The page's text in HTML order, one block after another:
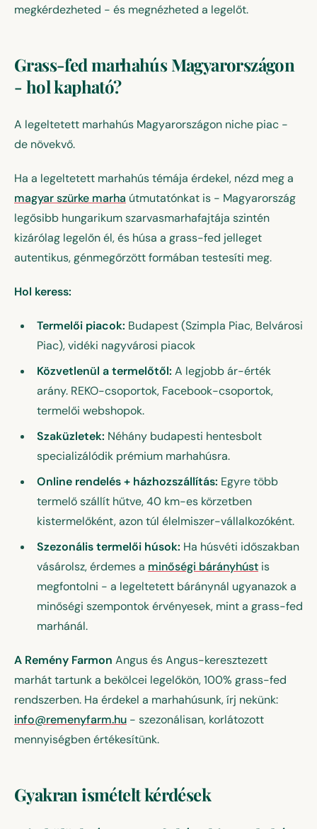
megkérdezheted - és megnézheted a legelőt.
Grass-fed marhahús Magyarországon
- hol kapható?
A legeltetett marhahús Magyarországon niche piac -
de növekvő.
Ha a legeltetett marhahús témája érdekel, nézd meg a
magyar szürke marha útmutatónkat is - Magyarország
legősibb hungarikum szarvasmarhafajtája szintén
kizárólag legelőn él, és húsa a grass-fed jelleget
autentikus, génmegőrzött formában testesíti meg.
Hol keress:
Termelői piacok: Budapest (Szimpla Piac, Belvárosi
Piac), vidéki nagyvárosi piacok
Közvetlenül a termelőtől: A legjobb ár-érték
arány. REKO-csoportok, Facebook-csoportok,
termelői webshopok.
Szaküzletek: Néhány budapesti hentesbolt
specializálódik prémium marhahúsra.
Online rendelés + házhozszállítás: Egyre több
termelő szállít hűtve, 40 km-es körzetben
kistermelőként, azon túl élelmiszer-vállalkozóként.
Szezonális termelői húsok: Ha húsvéti időszakban
vásárolsz, érdemes a minőségi bárányhúst is
megfontolni - a legeltetett báránynál ugyanazok a
minőségi szempontok érvényesek, mint a grass-fed
marhánál.
A Remény Farmon Angus és Angus-keresztezett
marhát tartunk a bekölcei legelőkön, 100% grass-fed
rendszerben. Ha érdekel a marhahúsunk, írj nekünk:
info@remenyfarm.hu - szezonálisan, korlátozott
mennyiségben értékesítünk.
Gyakran ismételt kérdések